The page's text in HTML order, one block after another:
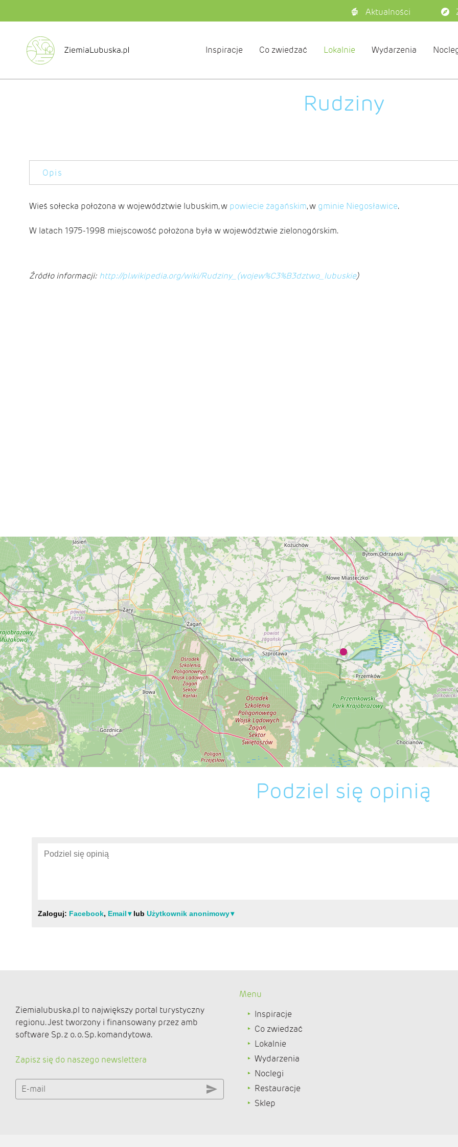
Aktualności
Inspiracje Co zwiedzać Lokalnie Wydarzenia
Rudziny
Opis
Wieś sołecka położona w województwie lubuskim, w powiecie żagańskim, w gminie Niegosławice.
W latach 1975-1998 miejscowość położona była w województwie zielonogórskim.
Źródło informacji: http://pl.wikipedia.org/wiki/Rudziny_(wojew%C3%B3dztwo_lubuskie)
Podziel się opinią
Ziemialubuska.pl to największy portal turystyczny
regionu. Jest tworzony i finansowany przez amb
software Sp. z o. o. Sp. komandytowa.
Zapisz się do naszego newslettera
E-mail
Menu
Inspiracje
Co zwiedzać
Lokalnie
Wydarzenia
Noclegi
Restauracje
Sklep